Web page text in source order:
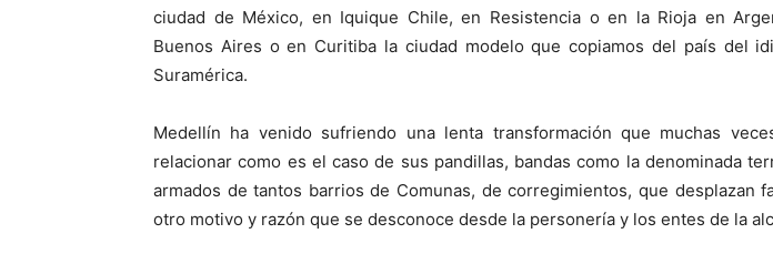
ciudad de México, en Iquique Chile, en Resistencia o en la Rioja en
Buenos Aires o en Curitiba la ciudad modelo que copiamos del país del
Suramérica.
Medellín ha venido sufriendo una lenta transformación que muchas
relacionar como es el caso de sus pandillas, bandas como la denominada
armados de tantos barrios de Comunas, de corregimientos, que desplazan
otro motivo y razón que se desconoce desde la personería y los entes de la